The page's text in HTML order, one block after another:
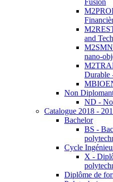
Fusion
and
nano-
Non
ND -
Catalogue 2018 -
Bachelor
BS -
Cycle
X -
Diplôme de